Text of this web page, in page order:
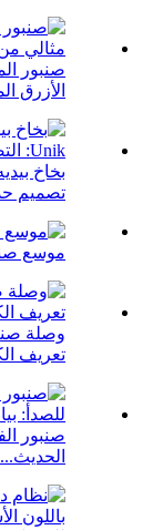
الأزرق
تصميم
موسع
تعريف
الحديث...